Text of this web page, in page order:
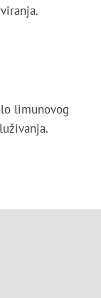
limunovog